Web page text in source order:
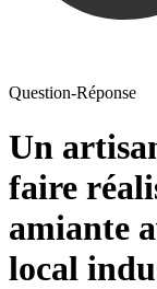
Question-Réponse
Un
faire
amiante
local